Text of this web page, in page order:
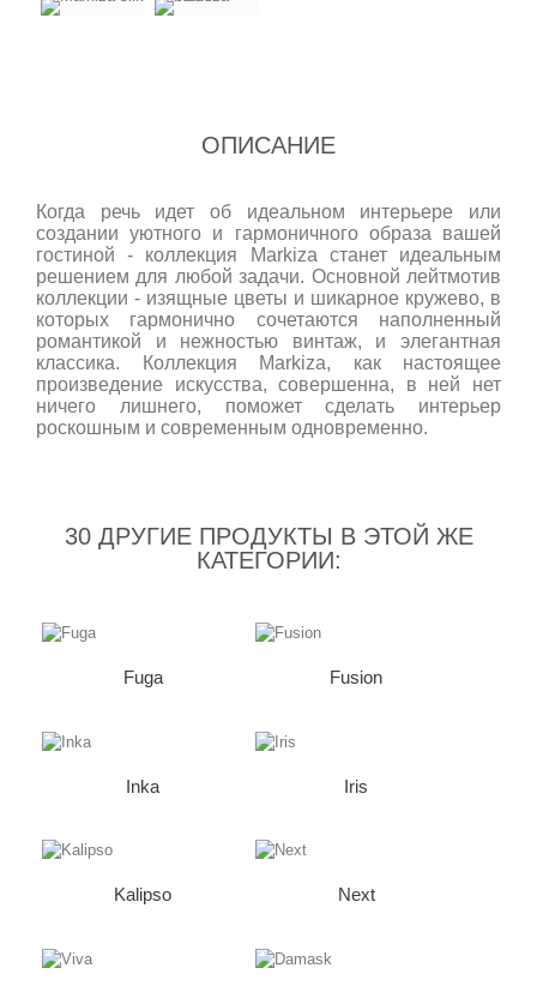
ОПИСАНИЕ
Когда речь идет об идеальном интерьере или
создании уютного и гармоничного образа вашей
гостиной - коллекция Markiza станет идеальным
решением для любой задачи. Основной лейтмотив
коллекции - изящные цветы и шикарное кружево, в
которых гармонично сочетаются наполненный
романтикой и нежностью винтаж, и элегантная
классика. Коллекция Markiza, как настоящее
произведение искусства, совершенна, в ней нет
ничего лишнего, поможет сделать интерьер
роскошным и современным одновременно.
30 ДРУГИЕ ПРОДУКТЫ В ЭТОЙ ЖЕ
КАТЕГОРИИ:
Fuga Fusion
Inka Iris
Kalipso Next